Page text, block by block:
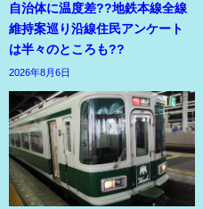
自治体に温度差??地鉄本線全線
維持案巡り沿線住民アンケート
は半々のところも??
2026年8月6日